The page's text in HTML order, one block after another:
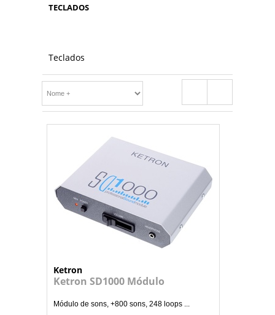
TECLADOS
Teclados
Ketron
Ketron SD1000 Módulo
Módulo de sons, +800 sons, 248 loops ...